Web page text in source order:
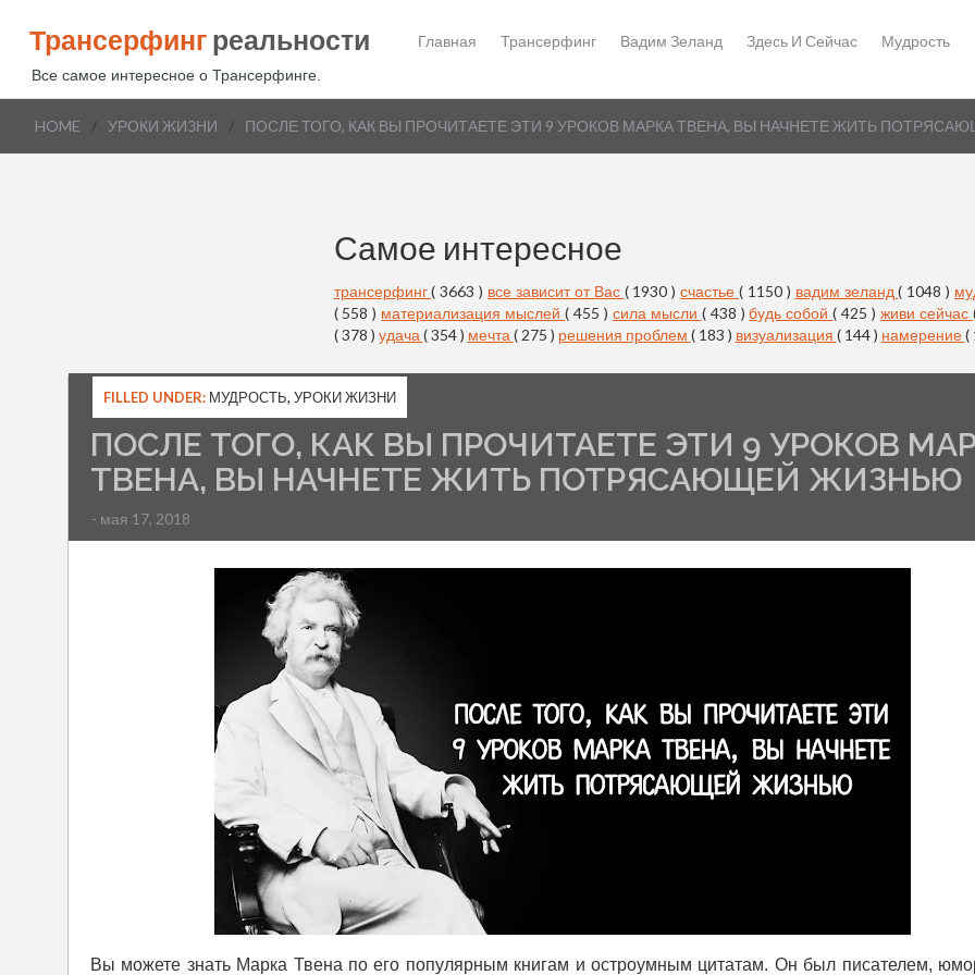
Трансерфинг реальности
Все самое интересное о Трансерфинге.
Главная Трансерфинг Вадим Зеланд Здесь И Сейчас Мудрость
HOME / УРОКИ ЖИЗНИ / ПОСЛЕ ТОГО, КАК ВЫ ПРОЧИТАЕТЕ ЭТИ 9 УРОКОВ МАРКА ТВЕНА, ВЫ НАЧНЕТЕ ЖИТЬ
Самое интересное
трансерфинг( 3663 ) все зависит от Вас ( 1930 )счастье ( 1150 ) вадим зеланд( 1048 )
( 558 ) материализация мыслей( 455 ) сила мысли ( 438 )будь собой( 425 )живи сейчас
( 378 ) удача ( 354 ) мечта ( 275 ) решения проблем ( 183 ) визуализация ( 144 ) намерение(
FILLED UNDER: МУДРОСТЬ, УРОКИ ЖИЗНИ
ПОСЛЕ ТОГО, КАК ВЫ ПРОЧИТАЕТЕ ЭТИ 9 УРОКОВ
ТВЕНА, ВЫ НАЧНЕТЕ ЖИТЬ ПОТРЯСАЮЩЕЙ ЖИЗНЬЮ
- мая 17, 2018
Вы можете знать Марка Твена по его популярным книгам и остроумным цитатам. Он был писателем,